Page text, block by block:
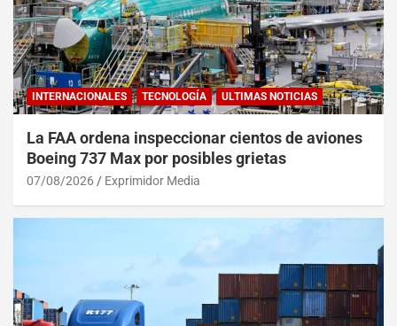
INTERNACIONALES TECNOLOGÍA ULTIMAS NOTICIAS
La FAA ordena inspeccionar cientos de aviones
Boeing 737 Max por posibles grietas
07/08/2026 Exprimidor Media